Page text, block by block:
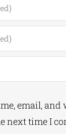
email,
next time I